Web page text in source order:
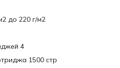
до 220 г/м2
4
1500 стр